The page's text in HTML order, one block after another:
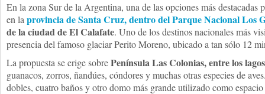
En la zona Sur de la Argentina, una de las opciones más destacadas
en la provincia de Santa Cruz, dentro del Parque Nacional Los
de la ciudad de El Calafate. Uno de los destinos nacionales más
presencia del famoso glaciar Perito Moreno, ubicado a tan sólo 12
La propuesta se erige sobrePenínsula Las Colonias, entre los
guanacos, zorros, ñandúes, cóndores y muchas otras especies de
dobles, cuatro baños y otro domo más grande utilizado como